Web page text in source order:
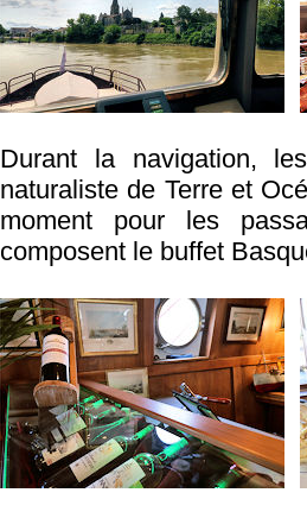
Durant la navigation,
naturaliste de Terre et
moment pour les
composent le buffet